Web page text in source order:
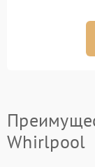
Whirlpool